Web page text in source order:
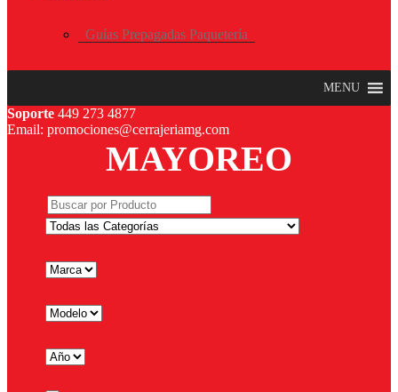
Guías Prepagadas Paquetería
MENU
Soporte 449 273 4877
Email: promociones@cerrajeriamg.com
MAYOREO